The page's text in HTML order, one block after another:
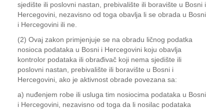
sjedište ili poslovni nastan, prebivalište ili boravište u Bosni i
Hercegovini, nezavisno od toga obavlja li se obrada u Bosni
i Hercegovini ili ne.
(2) Ovaj zakon primjenjuje se na obradu ličnog podatka
nosioca podataka u Bosni i Hercegovini koju obavlja
kontrolor podataka ili obrađivač koji nema sjedište ili
poslovni nastan, prebivalište ili boravište u Bosni i
Hercegovini, ako je aktivnost obrade povezana sa:
a) nuđenjem robe ili usluga tim nosiocima podataka u Bosni
i Hercegovini, nezavisno od toga da li nosilac podataka